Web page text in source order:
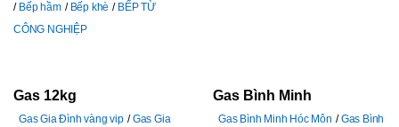
Bếp hầm
Bếp khè
BẾP TỪ
CÔNG NGHIỆP
Gas 12kg
Gas Gia Đình vàng vip
Gas Gia
Gas Bình Minh
Gas Bình Minh Hóc Môn
Gas Bình